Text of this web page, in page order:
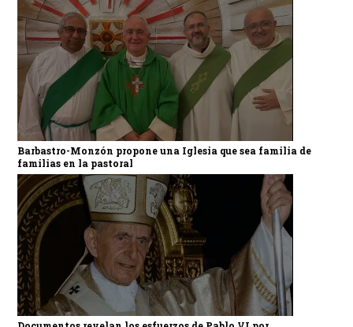
Barbastro-Monzón propone una Iglesia que sea familia de
familias en la pastoral